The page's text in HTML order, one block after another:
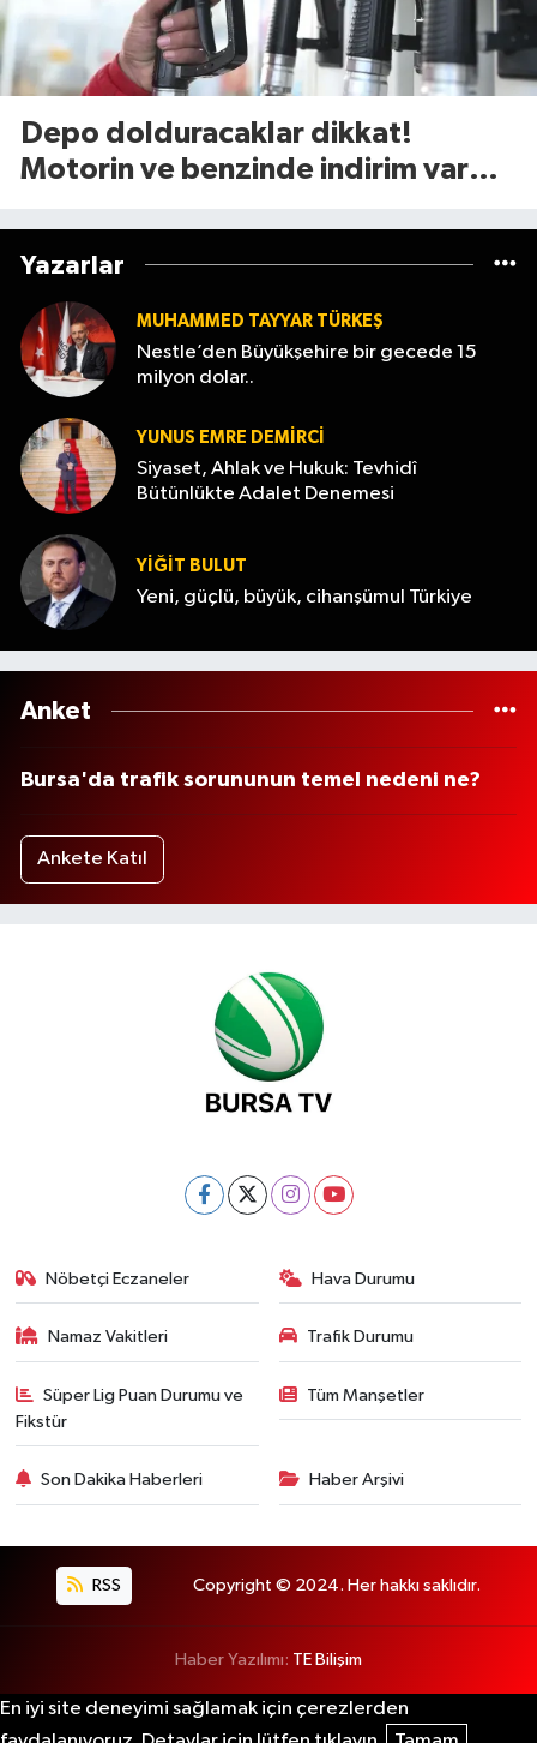
Depo dolduracaklar dikkat!
Motorin ve benzinde indirim var
Yazarlar
MUHAMMED TAYYAR TÜRKEŞ
Nestle’den Büyükşehire bir gecede 15
milyon dolar..
YUNUS EMRE DEMIRCI
Siyaset, Ahlak ve Hukuk: Tevhidî
Bütünlükte Adalet Denemesi
YİĞİT BULUT
Yeni, güçlü, büyük, cihanşümul Türkiye
Anket
Bursa'da trafik sorununun temel nedeni ne?
Ankete Katıl
Nöbetçi Eczaneler Hava Durumu
Namaz Vakitleri Trafik Durumu
Süper Lig Puan Durumu ve
Fikstür
Tüm Manşetler
Son Dakika Haberleri Haber Arşivi
RSS Copyright © 2024. Her hakkı saklıdır.
Haber Yazılımı: TE Bilişim
En iyi site deneyimi sağlamak için çerezlerden